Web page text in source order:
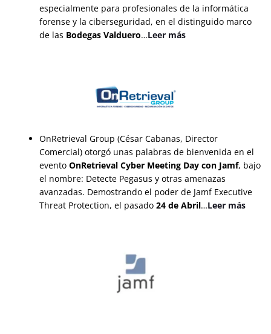
especialmente para profesionales de la informática
forense y la ciberseguridad, en el distinguido marco
de las Bodegas Valduero…Leer más
OnRetrieval Group (César Cabanas, Director
Comercial) otorgó unas palabras de bienvenida en el
evento OnRetrieval Cyber Meeting Day con Jamf, bajo
el nombre: Detecte Pegasus y otras amenazas
avanzadas. Demostrando el poder de Jamf Executive
Threat Protection, el pasado 24 de Abril…Leer más